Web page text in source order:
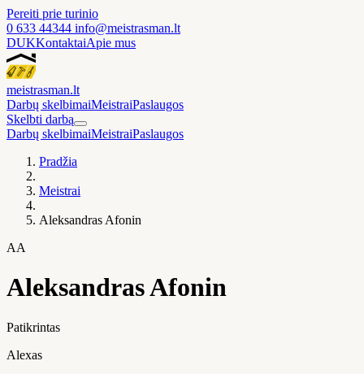
Pereiti prie turinio
0 633 44344 info@meistrasman.lt
DUKKontaktaiApie mus
meistrasman.lt
Darbų skelbimaiMeistraiPaslaugos
Skelbti darbą
Darbų skelbimaiMeistraiPaslaugos
Pradžia
Meistrai
Aleksandras Afonin
AA
Aleksandras Afonin
Patikrintas
Alexas